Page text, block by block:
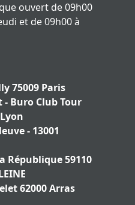
ouvert de 09h00
et de 09h00 à
75009 Paris
- Buro Club Tour
- 13001
République 59110
62000 Arras